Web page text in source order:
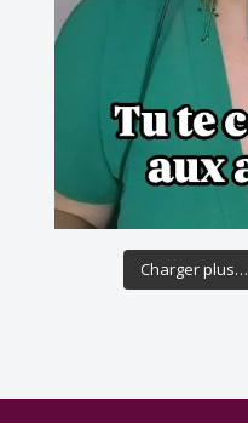
Charger plus…